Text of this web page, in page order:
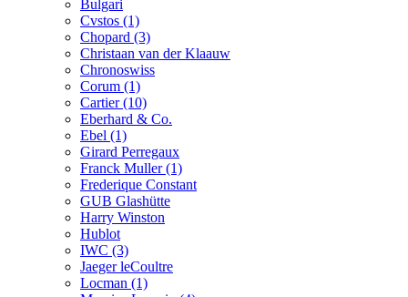
Bulgari
Cvstos (1)
Chopard (3)
Christaan van der Klaauw
Chronoswiss
Corum (1)
Cartier(10)
Eberhard & Co.
Ebel (1)
Girard Perregaux
Franck Muller(1)
Frederique Constant
GUB Glashütte
Harry Winston
Hublot
IWC (3)
Jaeger leCoultre
Locman (1)